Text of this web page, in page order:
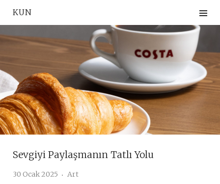
KUN
Sevgiyi Paylaşmanın Tatlı Yolu
30 Ocak 2025 Art